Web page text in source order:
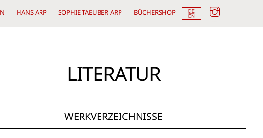
HANS ARP SOPHIE TAEUBER-ARP BÜCHERSHOP
LITERATUR
WERKVERZEICHNISSE